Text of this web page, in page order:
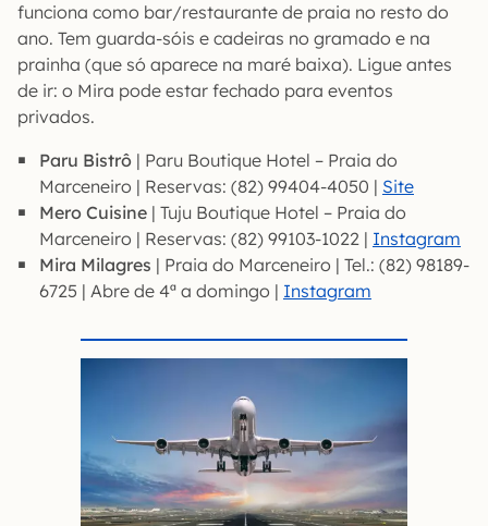
funciona como bar/restaurante de praia no resto do
ano. Tem guarda-sóis e cadeiras no gramado e na
prainha (que só aparece na maré baixa). Ligue antes
de ir: o Mira pode estar fechado para eventos
privados.
Paru Bistrô | Paru Boutique Hotel – Praia do
Marceneiro | Reservas: (82) 99404-4050 | Site
Mero Cuisine | Tuju Boutique Hotel – Praia do
Marceneiro | Reservas: (82) 99103-1022 | Instagram
Mira Milagres | Praia do Marceneiro | Tel.: (82) 98189-
6725 | Abre de 4ª a domingo | Instagram